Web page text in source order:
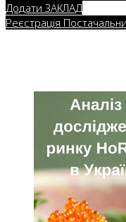
Додати ЗАКЛАД
Реєстрація